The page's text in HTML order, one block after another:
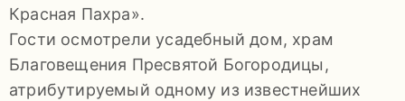
55-
92-
34
pdls_mukpmuzey@mosreg.ru
Красная Пахра».
Гости осмотрели усадебный дом, храм
Благовещения Пресвятой Богородицы,
атрибутируемый одному из известнейших